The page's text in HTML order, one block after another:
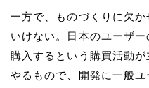
一方で、ものづくりに欠
いけない。日本のユーザ
購入するという購買活動
やるもので、開発に一般